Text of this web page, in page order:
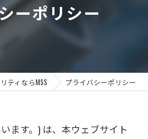
ーポリシー
ティならMSS プライバシーポリシー
ます。) は、本ウェブサイト